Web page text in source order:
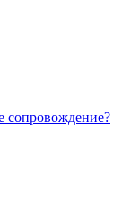
сопровождение?